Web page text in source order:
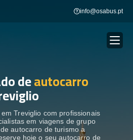
info@osabus.pt
deautocarro
Treviglio com profissionais
em viagens de grupo
autocarro de turismo a
hoje o seu autocarro de